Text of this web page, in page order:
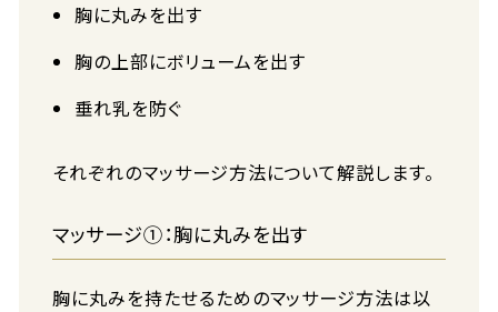
胸に丸みを出す
胸の上部にボリュームを出す
垂れ乳を防ぐ
それぞれのマッサージ方法について解説します。
マッサージ①：胸に丸みを出す
胸に丸みを持たせるためのマッサージ方法は以